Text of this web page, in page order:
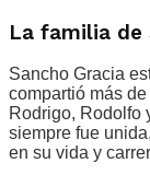
La familia de
Sancho Gracia
compartió más
Rodrigo, Rodolfo
siempre fue
en su vida y